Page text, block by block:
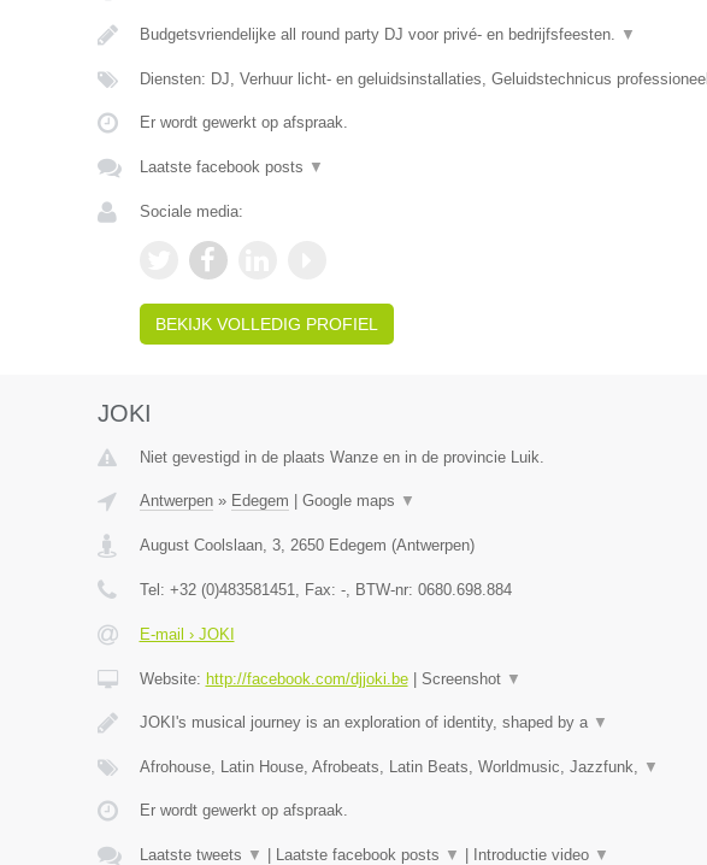
Budgetsvriendelijke all round party DJ voor privé- en bedrijfsfeesten. ▼
Diensten: DJ, Verhuur licht- en geluidsinstallaties, Geluidstechnicus professioneel
Er wordt gewerkt op afspraak.
Laatste facebook posts ▼
Sociale media:
BEKIJK VOLLEDIG PROFIEL
JOKI
Niet gevestigd in de plaats Wanze en in de provincie Luik.
Antwerpen» Edegem Google maps ▼
August Coolslaan, 3, 2650 Edegem (Antwerpen)
Tel: +32 (0)483581451, Fax: -, BTW-nr: 0680.698.884
E-mail › JOKI
Website: http://facebook.com/djjoki.be| Screenshot ▼
JOKI's musical journey is an exploration of identity, shaped by a ▼
Afrohouse, Latin House, Afrobeats, Latin Beats, Worldmusic, Jazzfunk, ▼
Er wordt gewerkt op afspraak.
Laatste tweets ▼ Laatste facebook posts ▼ Introductie video ▼